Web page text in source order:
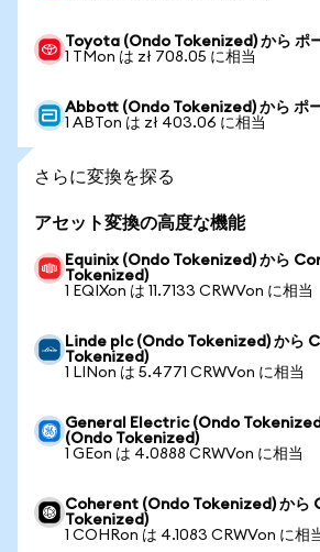
Toyota (Ondo Tokenized) から ポ
1 TMon は zł 708.05 に相当
Abbott (Ondo Tokenized) から ポ
1 ABTon は zł 403.06 に相当
さらに変換を探る
アセット変換の高度な機能
Equinix (Ondo Tokenized) から
Tokenized)
1 EQIXon は 11.7133 CRWVon に相当
Linde plc (Ondo Tokenized) から
Tokenized)
1 LINon は 5.4771 CRWVon に相当
General Electric (Ondo
(Ondo Tokenized)
1 GEon は 4.0888 CRWVon に相当
Coherent (Ondo Tokenized) から
Tokenized)
1 COHRon は 4.1083 CRWVon に相